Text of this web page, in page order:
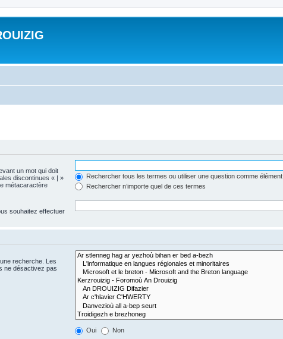
un mot qui doit
discontinues « | »
métacaractère
Rechercher tous les termes ou utiliser une question comme élément
Rechercher n’importe quel de ces termes
souhaitez effectuer
recherche. Les
ne désactivez pas
Oui Non